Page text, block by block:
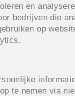
en
bedrijven die
op
te nemen via